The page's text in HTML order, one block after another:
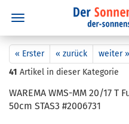
« Erster « zurück weiter »
41 Artikel in dieser Kategorie
WA­RE­MA WMS-​MM 20/17
50cm STAS3 #2006731